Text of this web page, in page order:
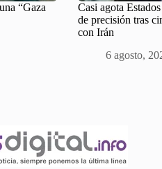
“Gaza
Casi agota
de precisión tras
con Irán
6 agosto,